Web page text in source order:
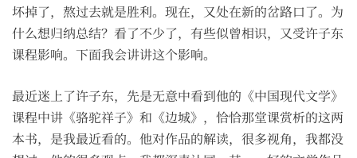
坏掉了，熬过去就是胜利。现在，又处在新的岔路口了。为
什么想归纳总结？看了不少了，有些似曾相识，又受许子东
课程影响。下面我会讲讲这个影响。
最近迷上了许子东，先是无意中看到他的《中国现代文学》
课程中讲《骆驼祥子》和《边城》，恰恰那堂课赏析的这两
本书，是我最近看的。他对作品的解读，很多视角，我都没